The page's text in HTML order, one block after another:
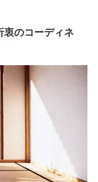
衷のコーディネ